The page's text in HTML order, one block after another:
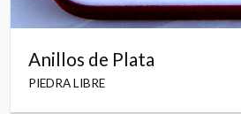
Anillos de Plata
PIEDRA LIBRE